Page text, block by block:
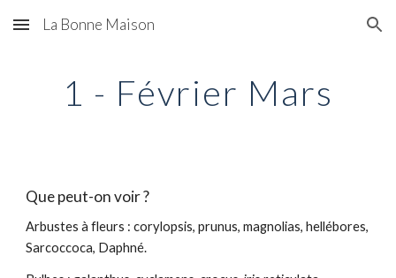
Skip to main content Skip to navigation
La Bonne Maison
1 - Février Mars
Que peut-on voir ?
Arbustes à fleurs : corylopsis, prunus, magnolias, hellébores,
Sarcoccoca, Daphné.